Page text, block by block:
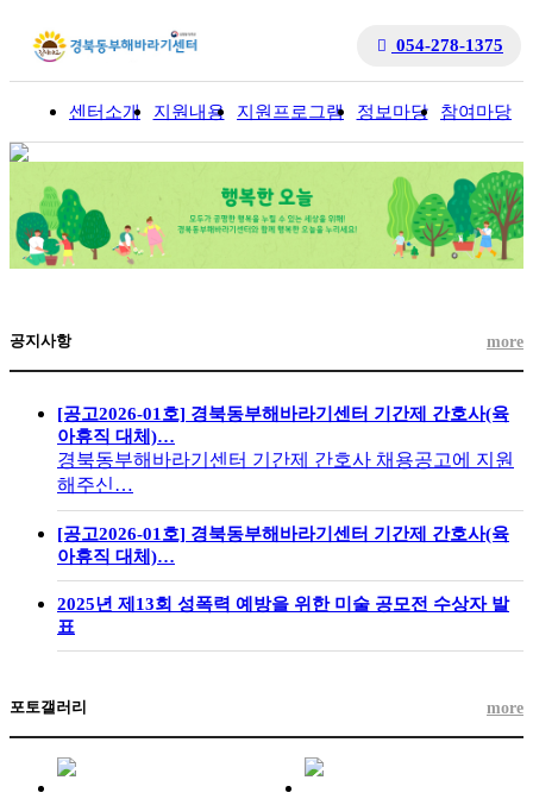
054-278-1375
센터소개 지원내용 지원프로그램 정보마당 참여마당
공지사항 more
[공고2026-01호] 경북동부해바라기센터 기간제 간호사(육
아휴직 대체)…
경북동부해바라기센터 기간제 간호사 채용공고에 지원
해주신…
[공고2026-01호] 경북동부해바라기센터 기간제 간호사(육
아휴직 대체)…
2025년 제13회 성폭력 예방을 위한 미술 공모전 수상자 발
표
포토갤러리 more